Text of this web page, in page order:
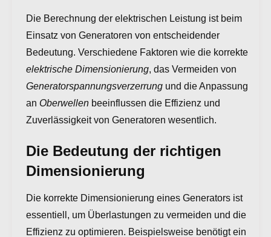
Die Berechnung der elektrischen Leistung ist beim
Einsatz von Generatoren von entscheidender
Bedeutung. Verschiedene Faktoren wie die korrekte
elektrische Dimensionierung, das Vermeiden von
Generatorspannungsverzerrung und die Anpassung
an Oberwellen beeinflussen die Effizienz und
Zuverlässigkeit von Generatoren wesentlich.
Die Bedeutung der richtigen
Dimensionierung
Die korrekte Dimensionierung eines Generators ist
essentiell, um Überlastungen zu vermeiden und die
Effizienz zu optimieren. Beispielsweise benötigt ein